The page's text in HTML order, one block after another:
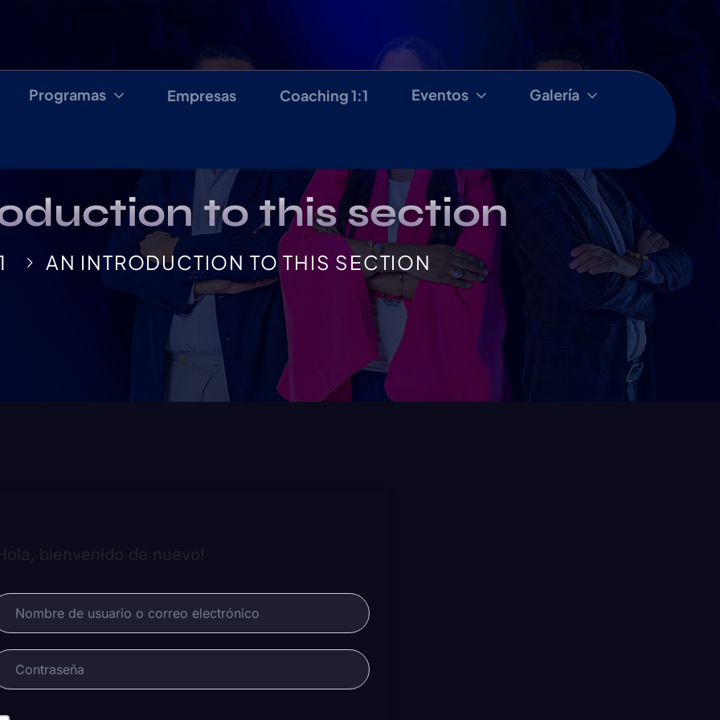
Programas Empresas Coaching 1:1 Eventos Galería
to this section
AN INTRODUCTION TO THIS SECTION
bienvenido de nuevo!